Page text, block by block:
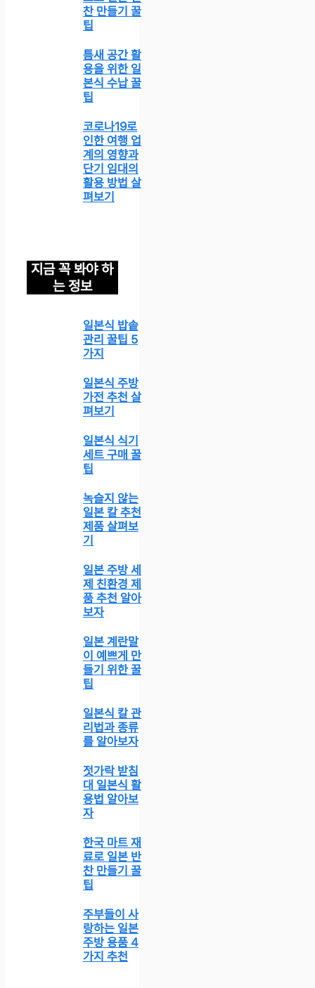
찬 만들기 꿀
팁
틈새 공간 활
용을 위한 일
본식 수납 꿀
팁
코로나19로
인한 여행 업
계의 영향과
단기 임대의
활용 방법 살
펴보기
지금 꼭 봐야 하
는 정보
일본식 밥솥
관리 꿀팁 5
가지
일본식 주방
가전 추천 살
펴보기
일본식 식기
세트 구매 꿀
팁
녹슬지 않는
일본 칼 추천
제품 살펴보
기
일본 주방 세
제 친환경 제
품 추천 알아
보자
일본 계란말
이 예쁘게 만
들기 위한 꿀
팁
일본식 칼 관
리법과 종류
를 알아보자
젓가락 받침
대 일본식 활
용법 알아보
자
한국 마트 재
료로 일본 반
찬 만들기 꿀
팁
주부들이 사
랑하는 일본
주방 용품 4
가지 추천